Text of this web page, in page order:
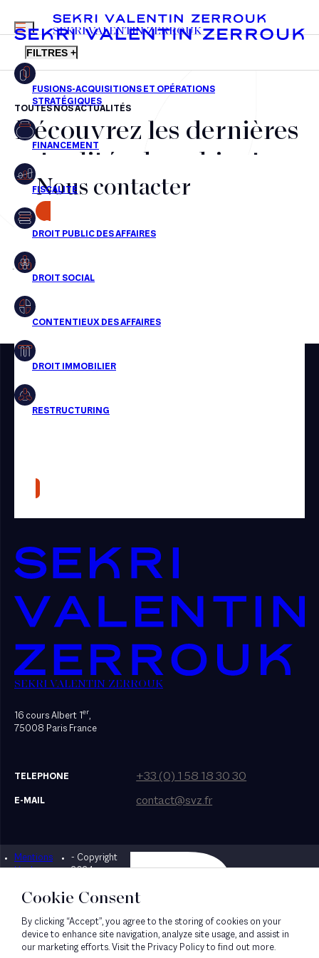
FR EN
MENU
SEKRI VALENTIN ZERROUK
FILTRES +
Fusions-acquisitions et opérations stratégiques
Financement
Fiscalité
Droit public des affaires
Droit social
Droit immobilier
Restructuring
Presse
TOUTES NOS ACTUALITÉS
Découvrez les dernières
actualités du cabinet,
nos récompenses et nos
transactions, jour après
jour
Aucun résultats pour cette recherche
Nous contacter
SEKRI VALENTIN ZERROUK
16 cours Albert 1er,
75008 Paris France
TELEPHONE +33 (0) 1 58 18 30 30
E-MAIL contact@svz.fr
Mentions
légales
- Copyright
2024
Designed by Bonhomme
Cookie Consent
By clicking “Accept”, you agree to the storing of cookies on your
device to enhance site navigation, analyze site usage, and assist in
our marketing efforts. Visit the Privacy Policy to find out more.